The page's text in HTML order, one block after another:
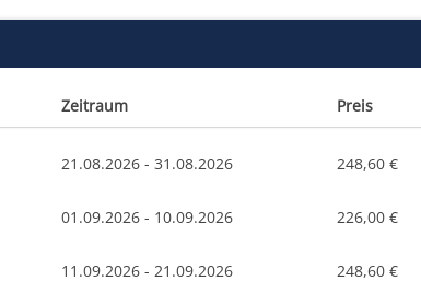
Zeitraum Preis
21.08.2026 - 31.08.2026 248,60 €
01.09.2026 - 10.09.2026 226,00 €
11.09.2026 - 21.09.2026 248,60 €